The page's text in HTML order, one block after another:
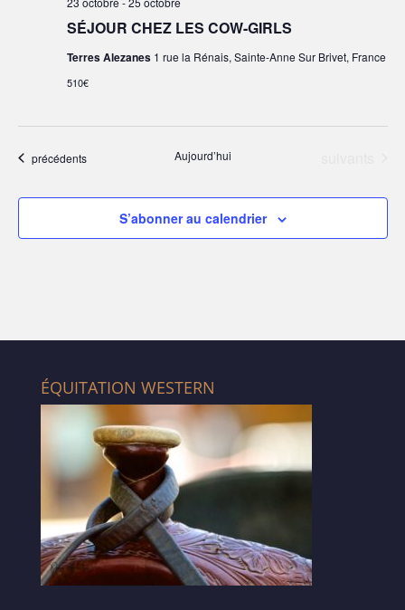
SÉJOUR CHEZ LES COW-GIRLS
Terres Alezanes 1 rue la Rénais, Sainte-Anne Sur Brivet, France
510€
Évènements
précédents Aujourd’hui
S’abonner au calendrier
ÉQUITATION WESTERN